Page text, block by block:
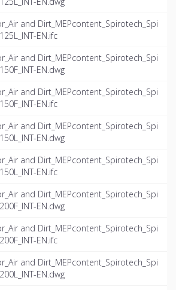
and Dirt_MEPcontent_Spirotech_Spi
EN.ifc
and Dirt_MEPcontent_Spirotech_Spi
EN.dwg
and Dirt_MEPcontent_Spirotech_Spi
EN.ifc
and Dirt_MEPcontent_Spirotech_Spi
EN.dwg
and Dirt_MEPcontent_Spirotech_Spi
EN.ifc
and Dirt_MEPcontent_Spirotech_Spi
EN.dwg
and Dirt_MEPcontent_Spirotech_Spi
EN.ifc
and Dirt_MEPcontent_Spirotech_Spi
EN.dwg